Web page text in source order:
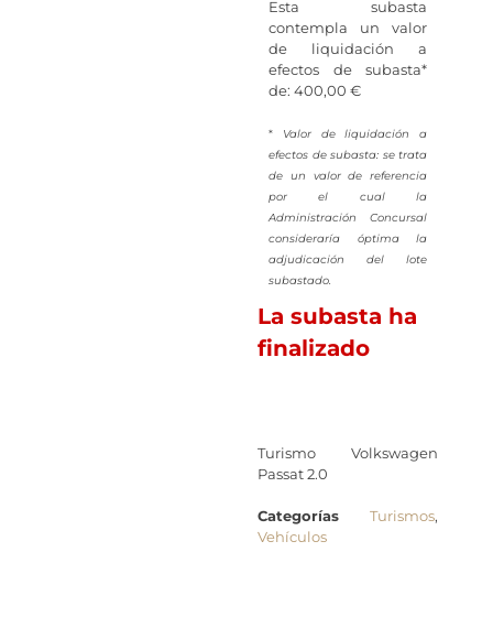
Esta subasta
contempla un valor
de liquidación a
efectos de subasta*
de: 400,00 €
* Valor de liquidación a
efectos de subasta: se trata
de un valor de referencia
por el cual la
Administración Concursal
consideraría óptima la
adjudicación del lote
subastado.
La subasta ha
finalizado
Turismo Volkswagen
Passat 2.0
Categorías Turismos,
Vehículos